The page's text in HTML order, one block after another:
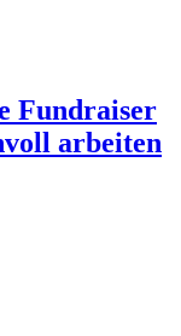
Fundraiser
arbeiten